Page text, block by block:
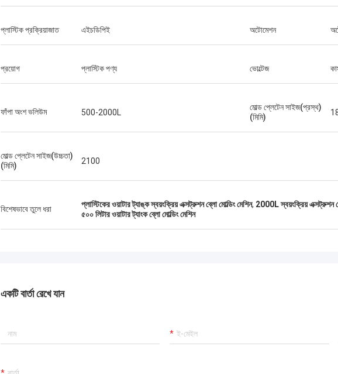
প্লাস্টিক প্রক্রিয়াজাত এইচডিপিই অটোমেশন
প্রয়োগ প্লাস্টিক পণ্য ভোল্টেজ
ফাঁপা অংশ ভলিউম 500-2000L
মোল্ড প্লেটেন সাইজ(প্রস্থ)
(মিমি)
মোল্ড প্লেটেন সাইজ(উচ্চতা)
(মিমি)
2100
বিশেষভাবে তুলে ধরা প্লাস্টিকের ওয়াটার ট্যাঙ্ক স্বয়ংক্রিয় এক্সট্রুশন ব্লো মোল্ডিং মেশিন, 2000L স্বয়ংক্রিয় এক্সট্রুশন
৫০০ লিটার ওয়াটার ট্যাংক ব্লো মোল্ডিং মেশিন
একটি বার্তা রেখে যান